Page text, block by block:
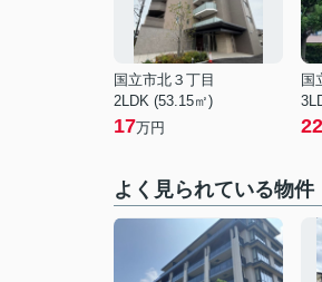
国立市北３丁目
2LDK (53.15㎡)
17万円
国
22
よく見られている物件